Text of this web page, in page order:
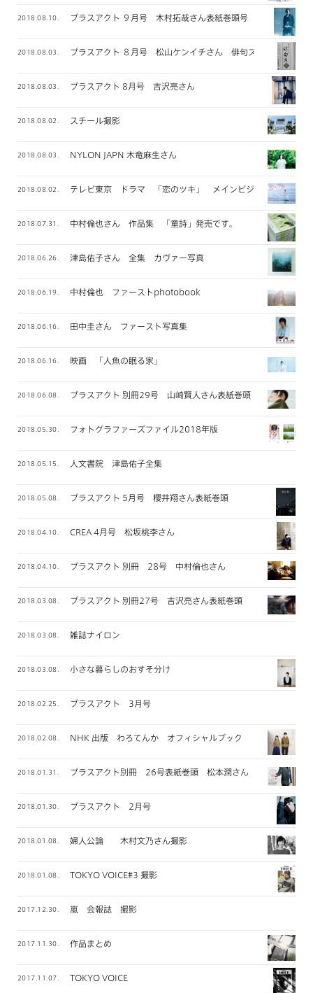
2018.08.10. プラスアクト ９月号 木村拓哉さん表紙巻頭号
2018.08.03. プラスアクト ８月号 松山ケンイチさん 俳句ス 連載
2018.08.03. プラスアクト 8月号 吉沢亮さん
2018.08.02. スチール撮影
2018.08.03. NYLON JAPN 木竜麻生さん
2018.08.02. テレビ東京 ドラマ 「恋のツキ」 メインビジュアル撮影
2018.07.31. 中村倫也さん 作品集 「童詩」発売です。
2018.06.26. 津島佑子さん 全集 カヴァー写真
2018.06.19. 中村倫也 ファーストphotobook
2018.06.16. 田中圭さん ファースト写真集
2018.06.16. 映画 「人魚の眠る家」
2018.06.08. プラスアクト 別冊29号 山崎賢人さん表紙巻頭
2018.05.30. フォトグラファーズファイル2018年版
2018.05.15. 人文書院 津島佑子全集
2018.05.08. プラスアクト 5月号 櫻井翔さん表紙巻頭
2018.04.10. CREA 4月号 松坂桃李さん
2018.04.10. プラスアクト 別冊 28号 中村倫也さん
2018.03.08. プラスアクト 別冊27号 吉沢亮さん表紙巻頭
2018.03.08. 雑誌ナイロン
2018.03.08. 小さな暮らしのおすそ分け
2018.02.25. プラスアクト 3月号
2018.02.08. NHK 出版 わろてんか オフィシャルブック
2018.01.31. プラスアクト別冊 26号表紙巻頭 松本潤さん
2018.01.30. プラスアクト 2月号
2018.01.08. 婦人公論 木村文乃さん撮影
2018.01.08. TOKYO VOICE#3 撮影
2017.12.30. 嵐 会報誌 撮影
2017.11.30. 作品まとめ
2017.11.07. TOKYO VOICE